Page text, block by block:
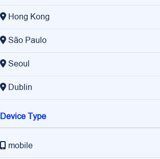
Hong Kong
São Paulo
Seoul
Dublin
Device Type
mobile